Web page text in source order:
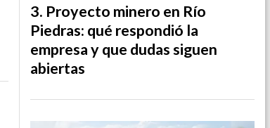
Proyecto minero en Río
Piedras: qué respondió la
empresa y que dudas siguen
abiertas